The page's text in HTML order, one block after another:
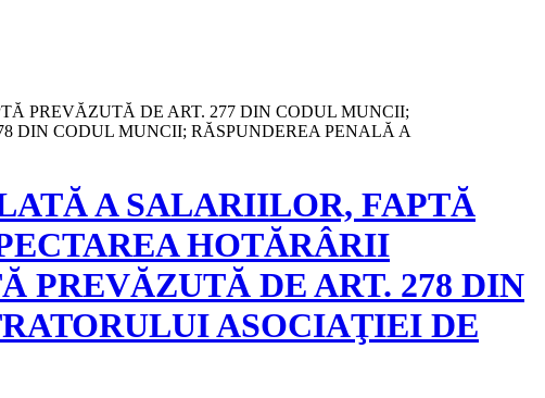
PREVĂZUTĂ DE ART. 277 DIN CODUL MUNCII;
DIN CODUL MUNCII; RĂSPUNDEREA PENALĂ A
A SALARIILOR, FAPTĂ
HOTĂRÂRII
PREVĂZUTĂ DE ART. 278 DIN
ASOCIAŢIEI DE